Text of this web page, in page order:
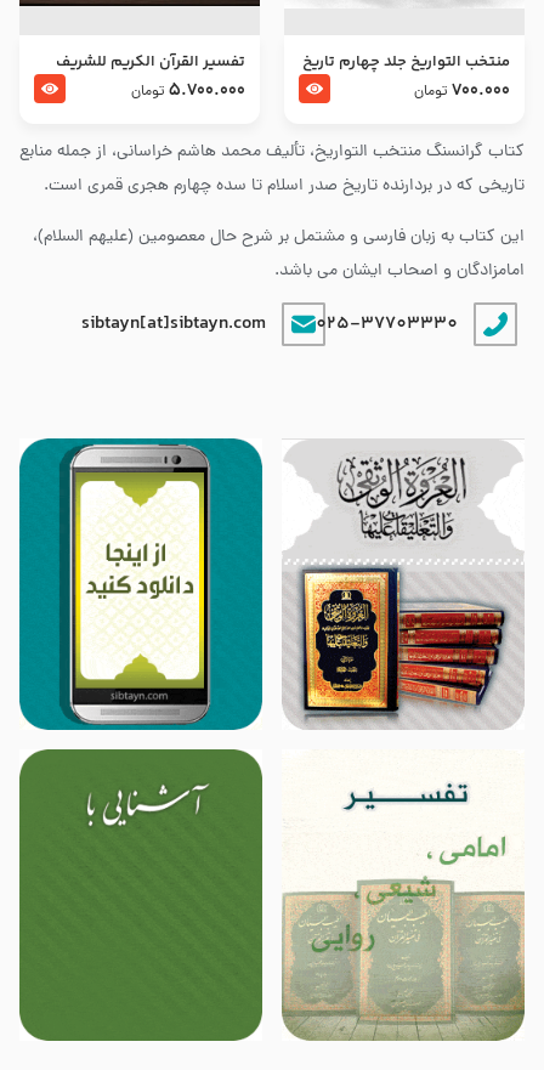
کتاب گرانسنگ منتخب التواريخ، تألیف محمد هاشم خراسانی، از جمله منابع
تاریخی که در بردارنده تاریخ صدر اسلام تا سده چهارم هجری قمری است.
این کتاب به زبان فارسی و مشتمل بر شرح حال معصومین (علیهم السلام)،
امامزادگان و اصحاب ایشان می باشد.
025-37703330
sibtayn[at]sibtayn.com
منتخب التواریخ جلد چهارم تاریخ
امام زین العابدین و امام محمد
700.000 تومان
تفسير القرآن الكريم للشريف
المرتضي قدس سرّه
5.700.000 تومان